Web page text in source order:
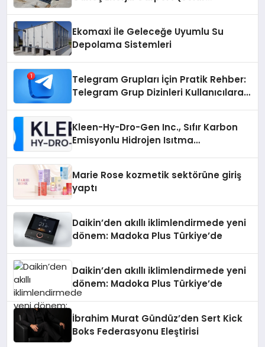
Ekomaxi İle Geleceğe Uyumlu Su
Depolama Sistemleri
Telegram Grupları İçin Pratik Rehber:
Telegram Grup Dizinleri Kullanıcılara
Kleen-Hy-Dro-Gen Inc., Sıfır Karbon
Emisyonlu Hidrojen Isıtma
Marie Rose kozmetik sektörüne giriş
yaptı
Daikin’den akıllı iklimlendirmede yeni
dönem: Madoka Plus Türkiye’de
Daikin’den akıllı iklimlendirmede yeni
dönem: Madoka Plus Türkiye’de
İbrahim Murat Gündüz’den Sert Kick
Boks Federasyonu Eleştirisi